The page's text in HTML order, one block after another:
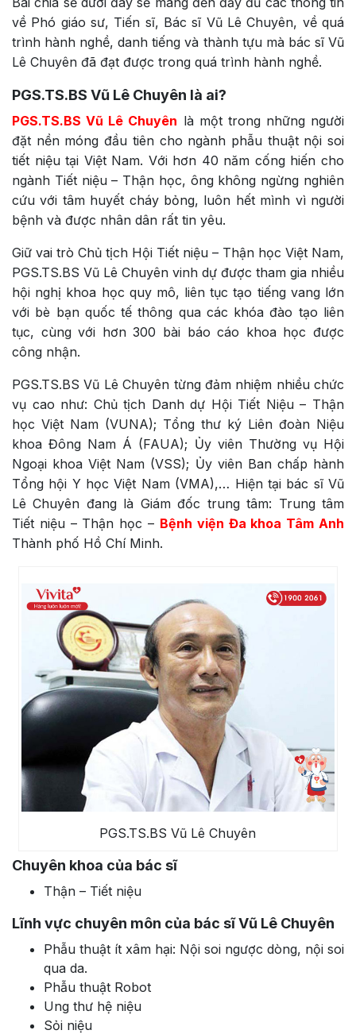
về Phó giáo sư, Tiến sĩ, Bác sĩ Vũ Lê Chuyên, về quá
trình hành nghề, danh tiếng và thành tựu mà bác sĩ Vũ
Lê Chuyên đã đạt được trong quá trình hành nghề.
PGS.TS.BS Vũ Lê Chuyên là ai?
PGS.TS.BS Vũ Lê Chuyên là một trong những người
đặt nền móng đầu tiên cho ngành phẫu thuật nội soi
tiết niệu tại Việt Nam. Với hơn 40 năm cống hiến cho
ngành Tiết niệu – Thận học, ông không ngừng nghiên
cứu với tâm huyết cháy bỏng, luôn hết mình vì người
bệnh và được nhân dân rất tin yêu.
Giữ vai trò Chủ tịch Hội Tiết niệu – Thận học Việt Nam,
PGS.TS.BS Vũ Lê Chuyên vinh dự được tham gia nhiều
hội nghị khoa học quy mô, liên tục tạo tiếng vang lớn
với bè bạn quốc tế thông qua các khóa đào tạo liên
tục, cùng với hơn 300 bài báo cáo khoa học được
công nhận.
PGS.TS.BS Vũ Lê Chuyên từng đảm nhiệm nhiều chức
vụ cao như: Chủ tịch Danh dự Hội Tiết Niệu – Thận
học Việt Nam (VUNA); Tổng thư ký Liên đoàn Niệu
khoa Đông Nam Á (FAUA); Ủy viên Thường vụ Hội
Ngoại khoa Việt Nam (VSS); Ủy viên Ban chấp hành
Tổng hội Y học Việt Nam (VMA),… Hiện tại bác sĩ Vũ
Lê Chuyên đang là Giám đốc trung tâm: Trung tâm
Tiết niệu – Thận học – Bệnh viện Đa khoa Tâm Anh
Thành phố Hồ Chí Minh.
PGS.TS.BS Vũ Lê Chuyên
Chuyên khoa của bác sĩ
Thận – Tiết niệu
Lĩnh vực chuyên môn của bác sĩ Vũ Lê Chuyên
Phẫu thuật ít xâm hại: Nội soi ngược dòng, nội soi
qua da.
Phẫu thuật Robot
Ung thư hệ niệu
Sỏi niệu